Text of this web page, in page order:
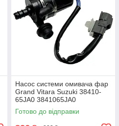
Насос системи омивача фар
Grand Vitara Suzuki 38410-
65JA0 3841065JA0
Готово до відправки